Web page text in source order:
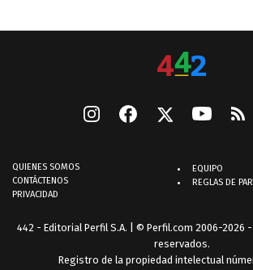
QUIENES SOMOS
CONTÁCTENOS
PRIVACIDAD
EQUIPO
REGLAS DE
442 - Editorial Perfil S.A. | © Perfil.com 2006-2026
reservados.
Registro de la propiedad intelectual